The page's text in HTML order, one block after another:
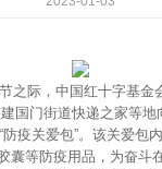
之际，中国红十字基金
国门街道快递之家等
疫关爱包”。该关爱包
囊等防疫用品，为奋斗